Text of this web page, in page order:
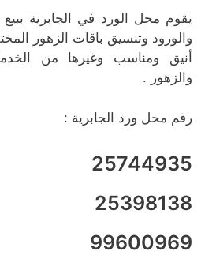
يقوم محل الورد في الجابرية
والورود وتنسيق باقات الزهور
أنيق ومناسب وغيرها من
والزهور .
رقم محل ورد الجابرية :
25744935
25398138
99600969